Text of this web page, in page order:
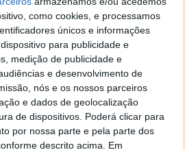
como cookies, e processamos
únicos e informações
para publicidade e
medição de publicidade e
e desenvolvimento de
nós e os nossos parceiros
e dados de geolocalização
de dispositivos. Poderá clicar para
por nossa parte e pela parte dos
descrito acima. Em